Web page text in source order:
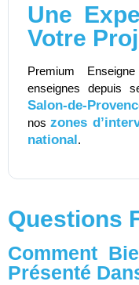
Une
Votre
Premium
enseignes depuis
Salon-de-
noszones
national.
Questions
Comment
Présenté